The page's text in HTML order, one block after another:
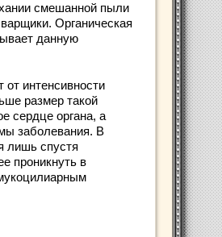
смешанной пыли
Органическая
данную
от интенсивности
размер такой
сердце органа, а
заболевания. В
лишь спустя
проникнуть в